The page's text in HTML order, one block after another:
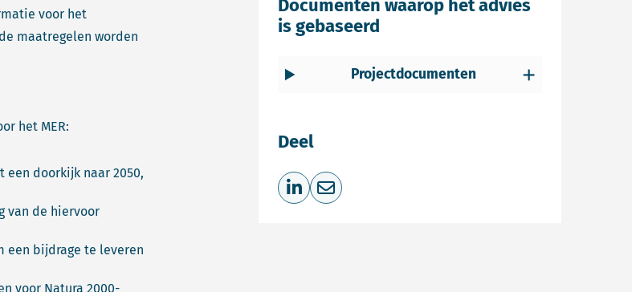
voor het
maatregelen worden
het MER:
een doorkijk naar 2050,
van de hiervoor
een bijdrage te leveren
voor Natura 2000-
Documenten waarop het advies
is gebaseerd
Projectdocumenten
Deel
Deel op LinkedIn
Deel via e-mail